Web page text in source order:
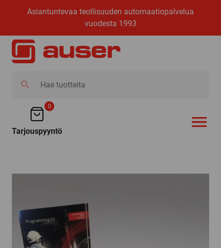
Asiantuntevaa teollisuuden automaatiopalvelua
vuodesta 1993
tuotteita
0
Tarjouspyyntö